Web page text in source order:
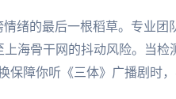
绪的最后一根稻草。专业团
海骨干网的抖动风险。当检
保障你听《三体》广播剧时